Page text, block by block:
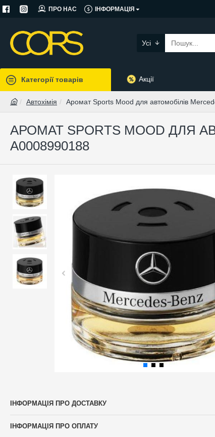
ПРО НАС ІНФОРМАЦІЯ
Усі
Категорії товарів Акції
Автохімія Аромат Sports Mood для автомобілів
АРОМАТ SPORTS MOOD ДЛЯ
A0008990188
ІНФОРМАЦІЯ ПРО ДОСТАВКУ
ІНФОРМАЦІЯ ПРО ОПЛАТУ